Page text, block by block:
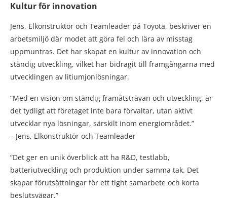
Kultur för innovation
Jens, Elkonstruktör och Teamleader på Toyota, beskriver en
arbetsmiljö där modet att göra fel och lära av misstag
uppmuntras. Det har skapat en kultur av innovation och
ständig utveckling, vilket har bidragit till framgångarna med
utvecklingen av litiumjonlösningar.
”Med en vision om ständig framåtsträvan och utveckling, är
det tydligt att företaget inte bara förvaltar, utan aktivt
utvecklar nya lösningar, särskilt inom energiområdet.”
– Jens, Elkonstruktör och Teamleader
”Det ger en unik överblick att ha R&D, testlabb,
batteriutveckling och produktion under samma tak. Det
skapar förutsättningar för ett tight samarbete och korta
beslutsvägar.”